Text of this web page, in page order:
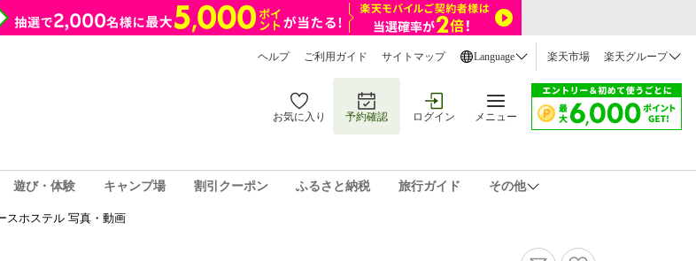
ヘルプ ご利用ガイド サイトマップ Language 楽天市場 楽天グループ
お気に入り 予約確認 ログイン メニュー
遊び・体験 キャンプ場 割引クーポン ふるさと納税 旅行ガイド その他
スホステル 写真・動画